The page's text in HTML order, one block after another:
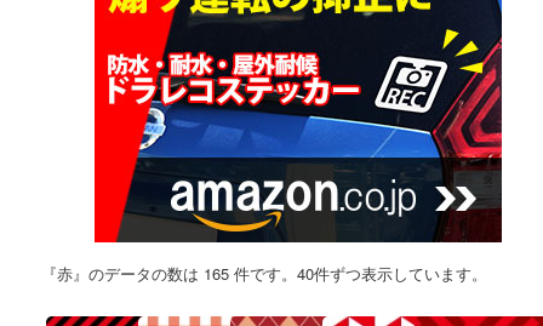
『赤』のデータの数は 165 件です。40件ずつ表示しています。